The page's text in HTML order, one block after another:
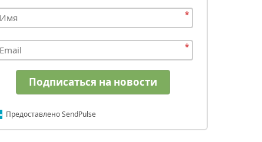
*
*
Подписаться на новости
Предоставлено SendPulse